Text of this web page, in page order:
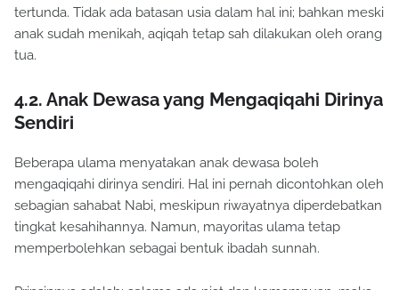
tertunda. Tidak ada batasan usia dalam hal ini; bahkan meski
anak sudah menikah, aqiqah tetap sah dilakukan oleh orang
tua.
4.2. Anak Dewasa yang Mengaqiqahi Dirinya
Sendiri
Beberapa ulama menyatakan anak dewasa boleh
mengaqiqahi dirinya sendiri. Hal ini pernah dicontohkan oleh
sebagian sahabat Nabi, meskipun riwayatnya diperdebatkan
tingkat kesahihannya. Namun, mayoritas ulama tetap
memperbolehkan sebagai bentuk ibadah sunnah.